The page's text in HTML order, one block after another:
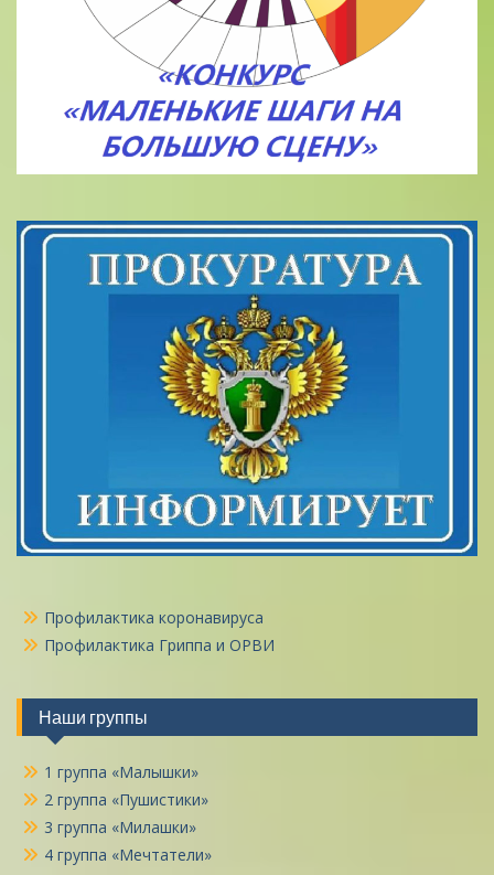
Профилактика коронавируса
Профилактика Гриппа и ОРВИ
Наши группы
1 группа «Малышки»
2 группа «Пушистики»
3 группа «Милашки»
4 группа «Мечтатели»